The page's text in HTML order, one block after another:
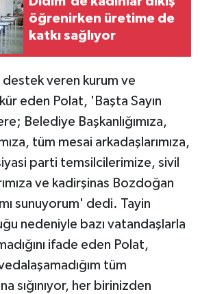
öğrenirken üretime de
katkı sağlıyor
veren kurum ve
eden Polat, 'Başta Sayın
Belediye Başkanlığımıza,
tüm mesai arkadaşlarımıza,
parti temsilcilerimize, sivil
ve kadirşinas Bozdoğan
sunuyorum' dedi. Tayin
nedeniyle bazı vatandaşlarla
ifade eden Polat,
tüm
sığınıyor, her birinizden